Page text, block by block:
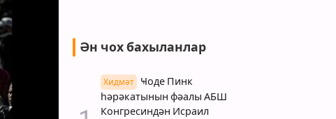
Ән чох бахыланлар
Хидмәт
Ҹоде Пинк
һәрәкатынын фәалы АБШ
Конгресиндән Исраил